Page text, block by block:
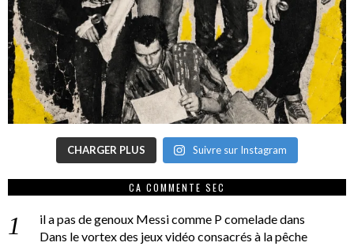
CHARGER PLUS Suivre sur Instagram
CA COMMENTE SEC
il a pas de genoux Messi comme P comeladedans
Dans le vortex des jeux vidéo consacrés à la pêche